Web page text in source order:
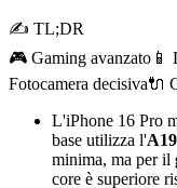
✍ TL;DR
🎮 Gaming avanzato 📱
Fotocamera decisiva🔌
L'iPhone 16 Pro
base utilizza l'A19
minima, ma per il
core è superiore